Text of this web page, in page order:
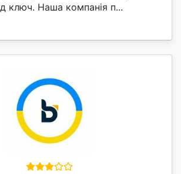
ключ. Наша компанія п...